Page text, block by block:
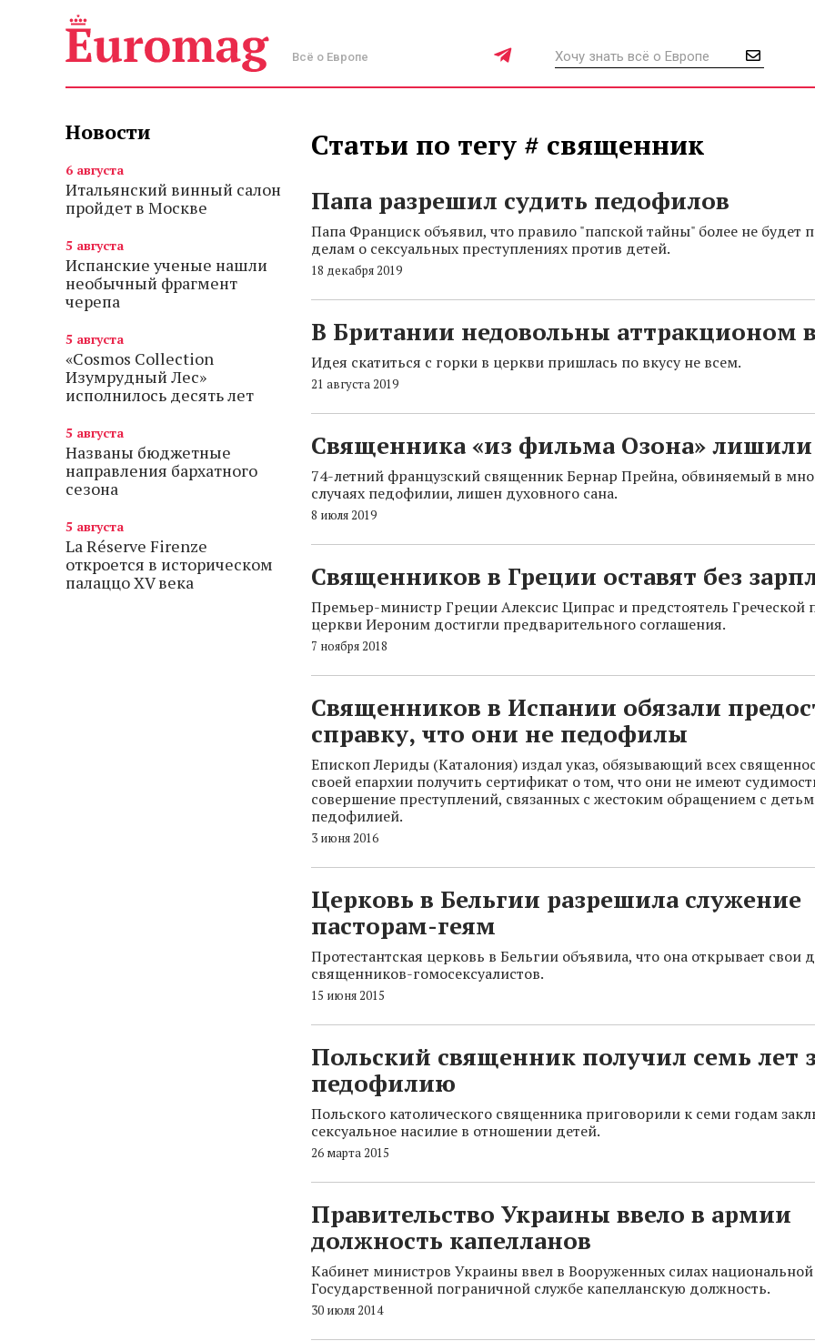
Всё о Европе
Новости
6 августа
Итальянский винный салон
пройдет в Москве
5 августа
Испанские ученые нашли
необычный фрагмент
черепа
5 августа
«Cosmos Collection
Изумрудный Лес»
исполнилось десять лет
5 августа
Названы бюджетные
направления бархатного
сезона
5 августа
La Réserve Firenze
откроется в историческом
палаццо XV века
Статьи по тегу # священник
Папа разрешил судить педофилов
Папа Франциск объявил, что правило "папской тайны" более не будет
делам о сексуальных преступлениях против детей.
18 декабря 2019
В Британии недовольны аттракционом
Идея скатиться с горки в церкви пришлась по вкусу не всем.
21 августа 2019
Cвященника «из фильма Озона» лишили
74-летний французский священник Бернар Прейна, обвиняемый в
случаях педофилии, лишен духовного сана.
8 июля 2019
Священников в Греции оставят без
Премьер-министр Греции Алексис Ципрас и предстоятель Греческой
церкви Иероним достигли предварительного соглашения.
7 ноября 2018
Священников в Испании обязали
справку, что они не педофилы
Епископ Лериды (Каталония) издал указ, обязывающий всех
своей епархии получить сертификат о том, что они не имеют
совершение преступлений, связанных с жестоким обращением с
педофилией.
3 июня 2016
Церковь в Бельгии разрешила служение
пасторам-геям
Протестантская церковь в Бельгии объявила, что она открывает свои
священников-гомосексуалистов.
15 июня 2015
Польский священник получил семь лет
педофилию
Польского католического священника приговорили к семи годам
сексуальное насилие в отношении детей.
26 марта 2015
Правительство Украины ввело в армии
должность капелланов
Кабинет министров Украины ввел в Вооруженных силах
Государственной пограничной службе капелланскую должность.
30 июля 2014